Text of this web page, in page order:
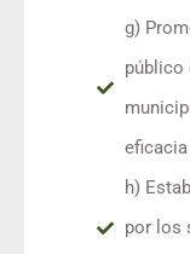
g)
público
h)
por los